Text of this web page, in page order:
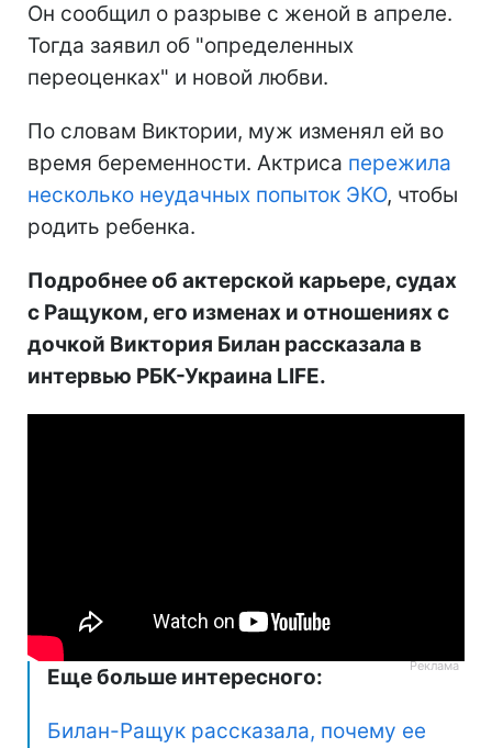
Он сообщил о разрыве с женой в апреле.
Тогда заявил об "определенных
переоценках" и новой любви.
По словам Виктории, муж изменял ей во
время беременности. Актриса пережила
несколько неудачных попыток ЭКО, чтобы
родить ребенка.
Подробнее об актерской карьере, судах
с Ращуком, его изменах и отношениях с
дочкой Виктория Билан рассказала в
интервью РБК-Украина LIFE.
Еще больше интересного:
Билан-Ращук рассказала, почему ее